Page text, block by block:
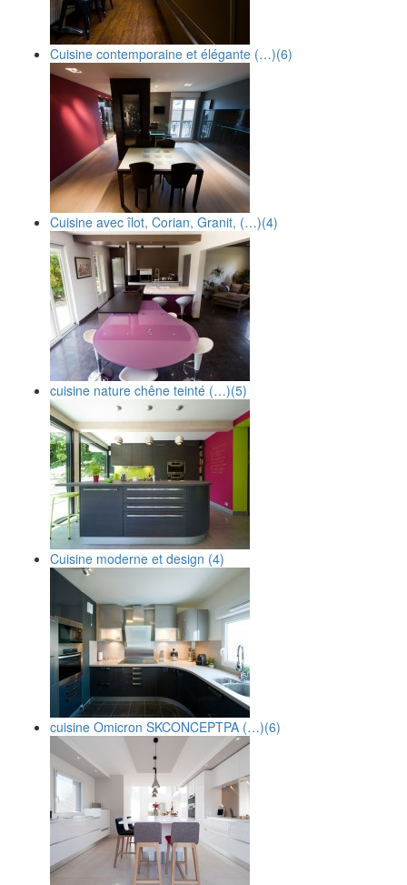
Cuisine contemporaine et élégante (…)(6)
Cuisine avec îlot, Corian, Granit, (…)(4)
cuisine nature chêne teinté (…)(5)
Cuisine moderne et design (4)
cuisine Omicron SKCONCEPTPA (…)(6)